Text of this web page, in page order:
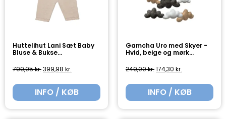
Huttelihut Lani Sæt Baby
Bluse & Bukse...
799,95kr.399,98 kr.
INFO / KØB
Gamcha Uro med Skyer -
Hvid, beige og mørk...
249,00kr.174,30 kr.
INFO / KØB